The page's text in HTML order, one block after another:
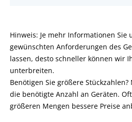
Hinweis: Je mehr Informationen Sie
gewünschten Anforderungen des
lassen, desto schneller können wir
unterbreiten.
Benötigen Sie größere
die benötigte Anzahl an Geräten.
größeren Mengen bessere Preise